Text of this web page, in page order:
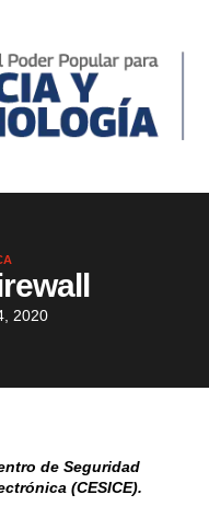
2020
de Seguridad
(CESICE).